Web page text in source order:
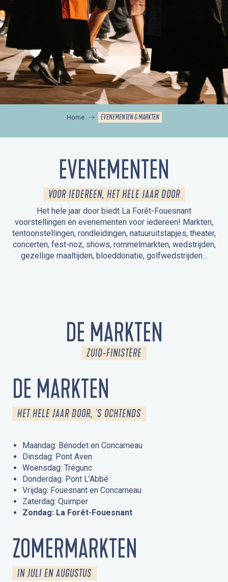
Home EVENEMENTEN & MARKTEN
EVENEMENTEN
VOOR IEDEREEN, HET HELE JAAR DOOR
Het hele jaar door biedt La Forêt-Fouesnant
voorstellingen en evenementen voor iedereen! Markten,
tentoonstellingen, rondleidingen, natuuruitstapjes, theater,
concerten, fest-noz, shows, rommelmarkten, wedstrijden,
gezellige maaltijden, bloeddonatie, golfwedstrijden…
DE MARKTEN
ZUID-FINISTÈRE
DE MARKTEN
HET HELE JAAR DOOR, 'S OCHTENDS
Maandag: Bénodet en Concarneau
Dinsdag: Pont Aven
Woensdag: Trégunc
Donderdag: Pont L’Abbé
Vrijdag: Fouesnant en Concarneau
Zaterdag: Quimper
Zondag: La Forêt-Fouesnant
ZOMERMARKTEN
IN JULI EN AUGUSTUS